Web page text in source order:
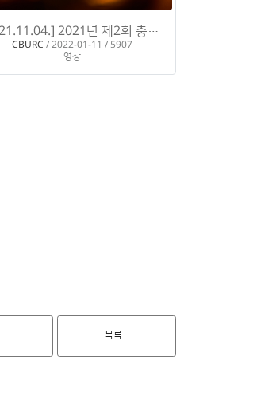
H [2021.11.04.] 2021년 제2회 충청북도 도시재생 정책세미나 "지속가능한 충청북도 도시재생을 위한…
CBURC / 2022-01-11 / 5907
영상
목록